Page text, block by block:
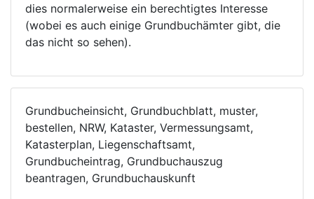
dies normalerweise ein berechtigtes Interesse
(wobei es auch einige Grundbuchämter gibt, die
das nicht so sehen).
Grundbucheinsicht, Grundbuchblatt, muster,
bestellen, NRW, Kataster, Vermessungsamt,
Katasterplan, Liegenschaftsamt,
Grundbucheintrag, Grundbuchauszug
beantragen, Grundbuchauskunft